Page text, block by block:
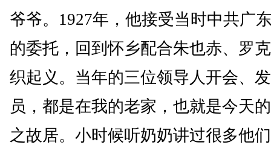
爷爷。1927年，他接受当时中共广
的委托，回到怀乡配合朱也赤、罗
织起义。当年的三位领导人开会、
员，都是在我的老家，也就是今天
之故居。小时候听奶奶讲过很多他